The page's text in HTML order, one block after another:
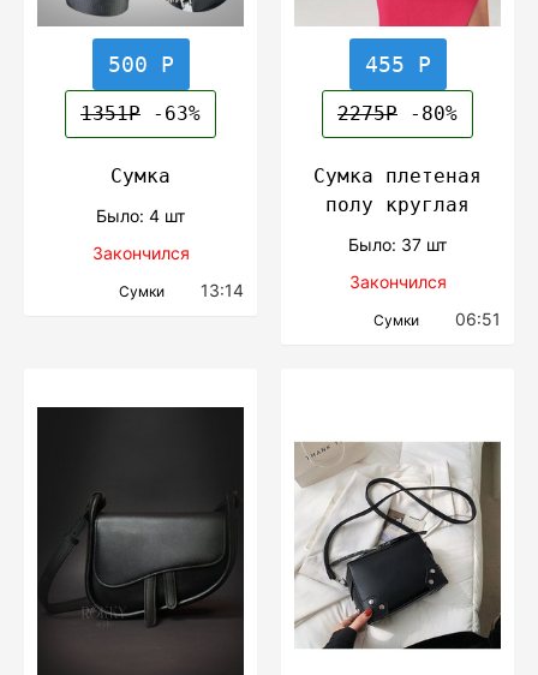
500 Р
1351Р -63%
Сумка
Было: 4 шт
Закончился
Сумки 13:14
455 Р
2275Р -80%
Сумка плетеная
полу круглая
Было: 37 шт
Закончился
Сумки 06:51